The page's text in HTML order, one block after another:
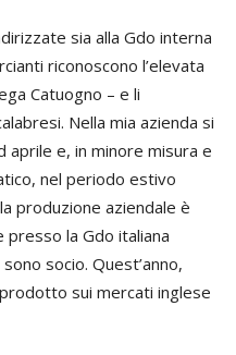
sia alla Gdo interna
riconoscono l’elevata
Catuogno – e li
Nella mia azienda si
e, in minore misura e
nel periodo estivo
produzione aziendale è
la Gdo italiana
socio. Quest’anno,
sui mercati inglese